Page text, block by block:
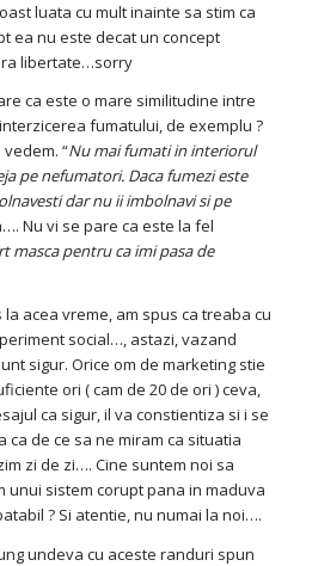
luata cu mult inainte sa stim ca
ea nu este decat un concept
libertate…sorry
ca este o mare similitudine intre
fumatului, de exemplu ?
“Nu mai fumati in interiorul
pe nefumatori. Daca fumezi este
dar nu ii imbolnavi si pe
Nu vi se pare ca este la fel
masca pentru ca imi pasa de
acea vreme, am spus ca treaba cu
social…, astazi, vazand
sigur. Orice om de marketing stie
ori ( cam de 20 de ori ) ceva,
ca sigur, il va constientiza si i se
ca de ce sa ne miram ca situatia
zi de zi…. Cine suntem noi sa
unui sistem corupt pana in maduva
? Si atentie, nu numai la noi….
undeva cu aceste randuri spun